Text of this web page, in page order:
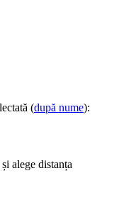
(după nume):
alege distanța